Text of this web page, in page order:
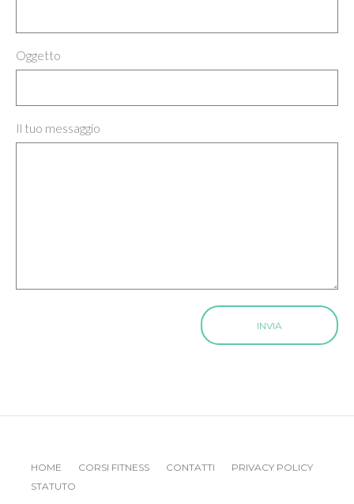
Oggetto
Il tuo messaggio
HOME CORSI FITNESS CONTATTI
PRIVACY POLICY
STATUTO